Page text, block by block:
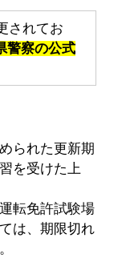
されてお
警察の公式
られた更新期
を受けた上
転免許試験場
は、期限切れ